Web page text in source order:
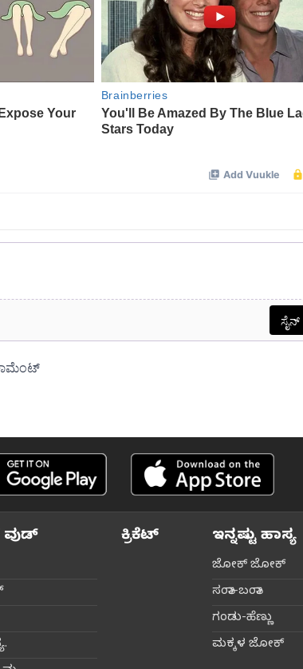
ವುಡ್ ಕ್ರಿಕೆಟ್‌ ಇನ್ನಷ್ಟು ಹಾಸ್ಯ
ಜೋಕ್ ಜೋಕ್
ಸಂತಾ-ಬಂತಾ
ಗಂಡು-ಹೆಣ್ಣು
ಮಕ್ಕಳ ಜೋಕ್‌